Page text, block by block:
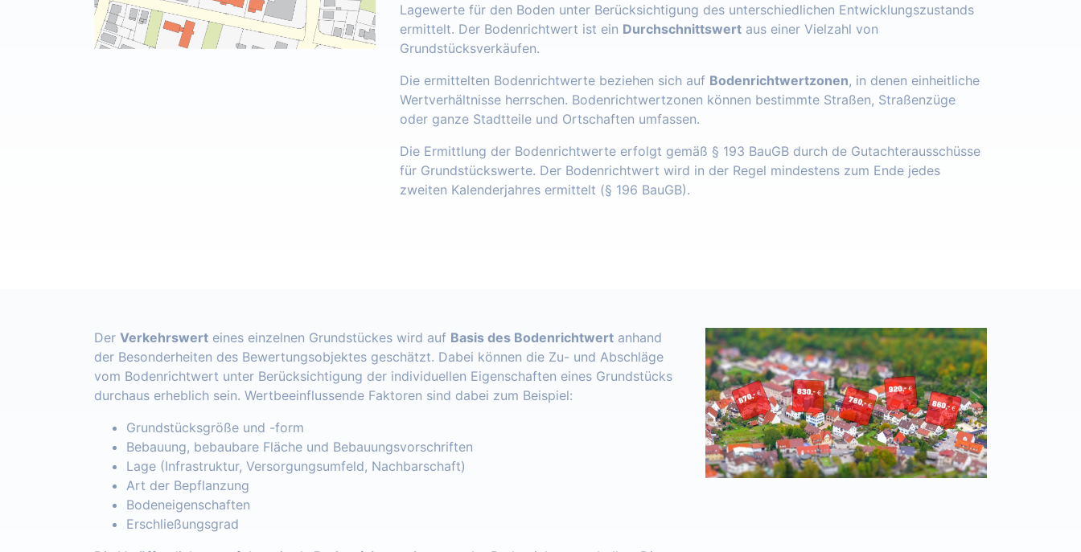
Lagewerte für den Boden unter Berücksichtigung des unterschiedlichen Entwicklungszustands
ermittelt. Der Bodenrichtwert ist ein Durchschnittswert aus einer Vielzahl von
Grundstücksverkäufen.
Die ermittelten Bodenrichtwerte beziehen sich auf Bodenrichtwertzonen, in denen einheitliche
Wertverhältnisse herrschen. Bodenrichtwertzonen können bestimmte Straßen, Straßenzüge
oder ganze Stadtteile und Ortschaften umfassen.
Die Ermittlung der Bodenrichtwerte erfolgt gemäß § 193 BauGB durch de Gutachterausschüsse
für Grundstückswerte. Der Bodenrichtwert wird in der Regel mindestens zum Ende jedes
zweiten Kalenderjahres ermittelt (§ 196 BauGB).
Der Verkehrswert eines einzelnen Grundstückes wird auf Basis des Bodenrichtwert anhand
der Besonderheiten des Bewertungsobjektes geschätzt. Dabei können die Zu- und Abschläge
vom Bodenrichtwert unter Berücksichtigung der individuellen Eigenschaften eines Grundstücks
durchaus erheblich sein. Wertbeeinflussende Faktoren sind dabei zum Beispiel:
Grundstücksgröße und -form
Bebauung, bebaubare Fläche und Bebauungsvorschriften
Lage (Infrastruktur, Versorgungsumfeld, Nachbarschaft)
Art der Bepflanzung
Bodeneigenschaften
Erschließungsgrad